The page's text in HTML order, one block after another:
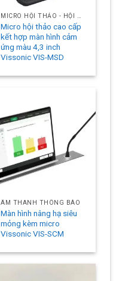
Micro hội thảo cao cấp
kết hợp màn hình cảm
ứng màu 4,3 inch
Vissonic VIS-MSD
ÂM THANH THÔNG BÁO
Màn hình nâng hạ siêu
mỏng kèm micro
Vissonic VIS-SCM